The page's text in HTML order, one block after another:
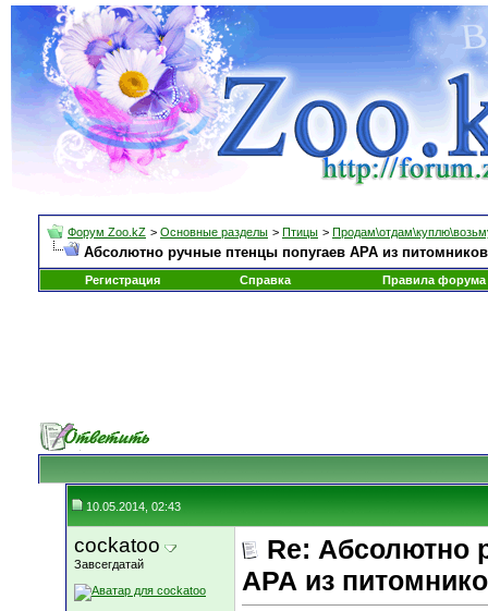
Форум Zoo.kZ > Основные разделы > Птицы >
Абсолютно ручные птенцы попугаев АРА из питомников
Регистрация Справка Правила форума
10.05.2014, 02:43
cockatoo
Завсегдатай
Re: Абсолютно
АРА из